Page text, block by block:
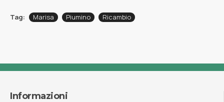
Tag: Marisa Piumino Ricambio
Informazioni